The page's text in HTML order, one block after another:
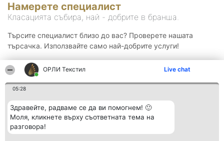
ОРЛИ Текстил Live chat
05:28
Здравейте, радваме се да ви помогнем! 🙂
Моля, кликнете върху съответната тема на
разговора!
Намерете специалист
Класацията събира, най - добрите в бранша.
Търсите специалист близо до вас? Проверете нашата
търсачка. Използвайте само най-добрите услуги!